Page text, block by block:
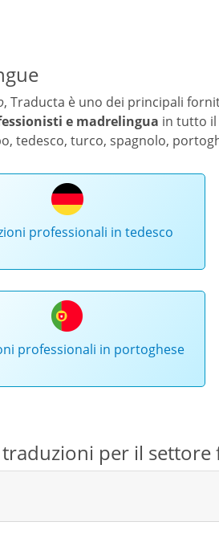
, Traducta è uno dei principali
e madrelingua in tutto il
tedesco, turco, spagnolo,
professionali in tedesco
professionali in portoghese
per il settore